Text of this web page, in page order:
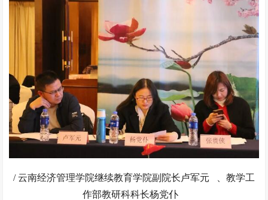
/ 云南经济管理学院继续教育学院副院长卢军元 、教学工
作部教研科科长杨党仆